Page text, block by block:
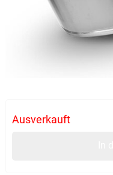
Ausverkauft